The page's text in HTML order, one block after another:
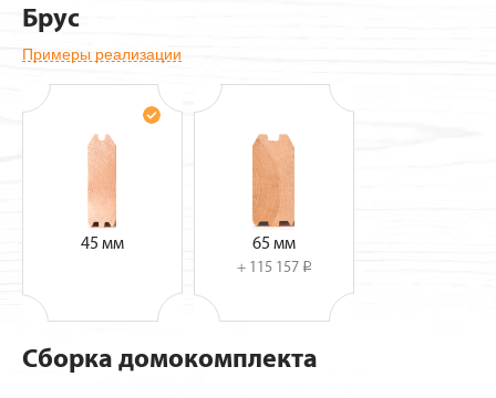
Брус
Примеры реализации
45 мм 65 мм
+ 115 157 i
Сборка домокомплекта